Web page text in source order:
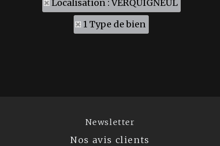
Localisation : VERQUIGNEUL
1 Type de bien
Newsletter
Nos avis clients